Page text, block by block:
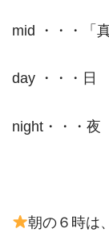
mid ・・・「
day ・・・日
night・・・夜
朝の６時は